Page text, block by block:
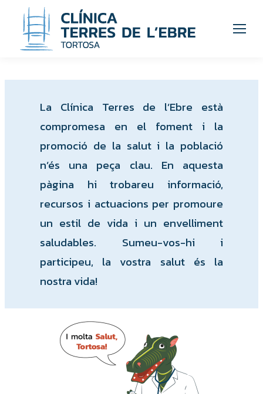
La Clínica Terres de l’Ebre està
compromesa en el foment i la
promoció de la salut i la població
n’és una peça clau. En aquesta
pàgina hi trobareu informació,
recursos i actuacions per promoure
un estil de vida i un envelliment
saludables. Sumeu-vos-hi i
participeu, la vostra salut és la
nostra vida!